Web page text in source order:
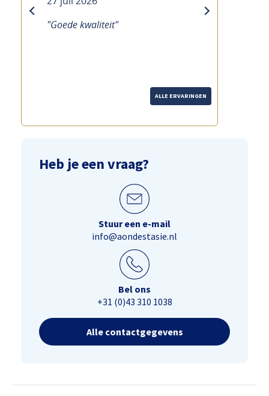
"Goede kwaliteit"
next
ALLE ERVARINGEN
Heb je een vraag?
Stuur een e-mail
info@aondestasie.nl
Bel ons
+31 (0)43 310 1038
Alle contactgegevens